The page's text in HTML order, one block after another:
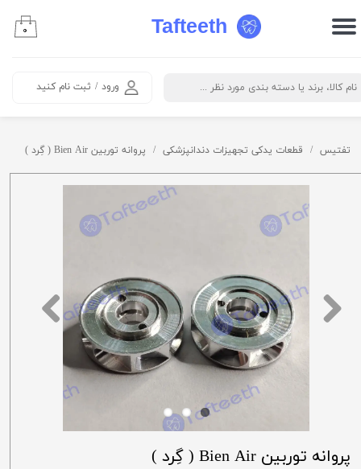
Tafteeth
ورود / ثبت نام کنید
حساب کاربری من
خروج از حساب کاربری
۰
تفتیس قطعات یدکی تجهیزات دندانپزشکی پروانه توربین Bien Air ( گِرد )
پروانه توربین Bien Air ( گِرد )